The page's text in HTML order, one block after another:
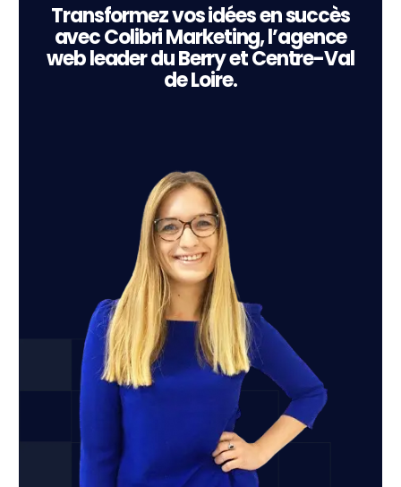
Transformez vos idées en succès
avec Colibri Marketing, l’agence
web leader du Berry et Centre-Val
de Loire.